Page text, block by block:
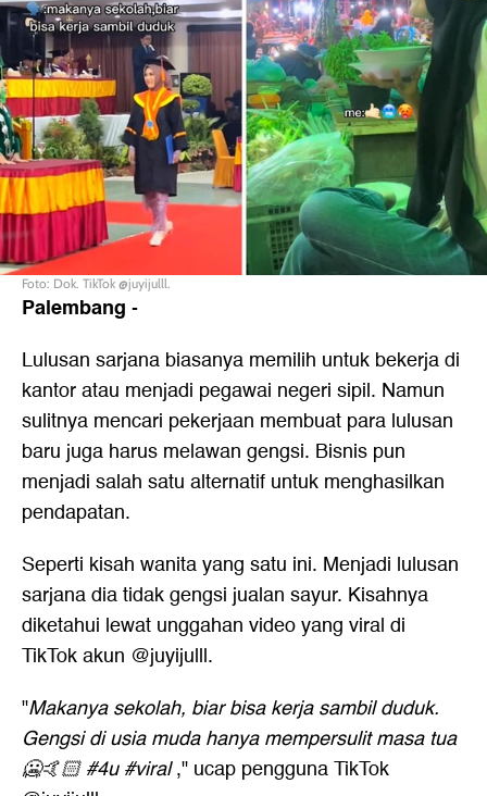
Foto: Dok. TikTok @juyijulll.
Palembang -
Lulusan sarjana biasanya memilih untuk bekerja di
kantor atau menjadi pegawai negeri sipil. Namun
sulitnya mencari pekerjaan membuat para lulusan
baru juga harus melawan gengsi. Bisnis pun
menjadi salah satu alternatif untuk menghasilkan
pendapatan.
Seperti kisah wanita yang satu ini. Menjadi lulusan
sarjana dia tidak gengsi jualan sayur. Kisahnya
diketahui lewat unggahan video yang viral di
TikTok akun @juyijulll.
"Makanya sekolah, biar bisa kerja sambil duduk.
Gengsi di usia muda hanya mempersulit masa tua
🥶🤙🏻 #4u #viral," ucap pengguna TikTok